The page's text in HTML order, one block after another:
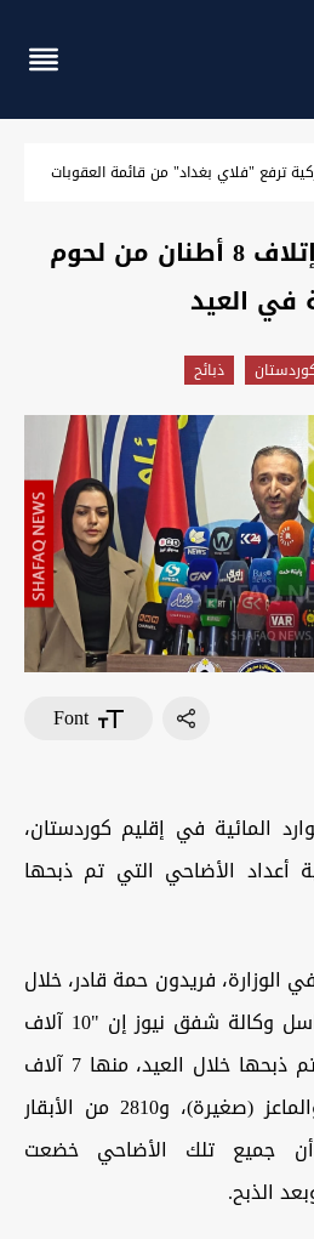
لتعزيز العلاقة مع العراق إثر "دوره الإقليمي
زراعة كوردستان: إتلاف 8 أطنان من لحوم
في العيد
ذبائح
Font
المائية في إقليم كوردستان،
أعداد الأضاحي التي تم ذبحها
الوزارة، فريدون حمة قادر، خلال
مؤتمر صحفي، حضره مراسل وكالة شفق نيوز إن "10 آلاف
و558 رأساً من الأضاحي تم ذبحها خلال العيد، منها 7 آلاف
و748 رأساً من الأغنام والماعز (صغيرة)، و2810 من الأبقار
أن جميع تلك الأضاحي خضعت
الذبح.